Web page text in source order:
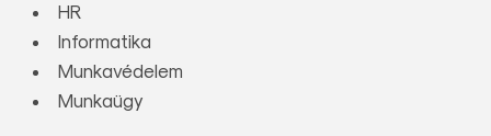
HR
Informatika
Munkavédelem
Munkaügy